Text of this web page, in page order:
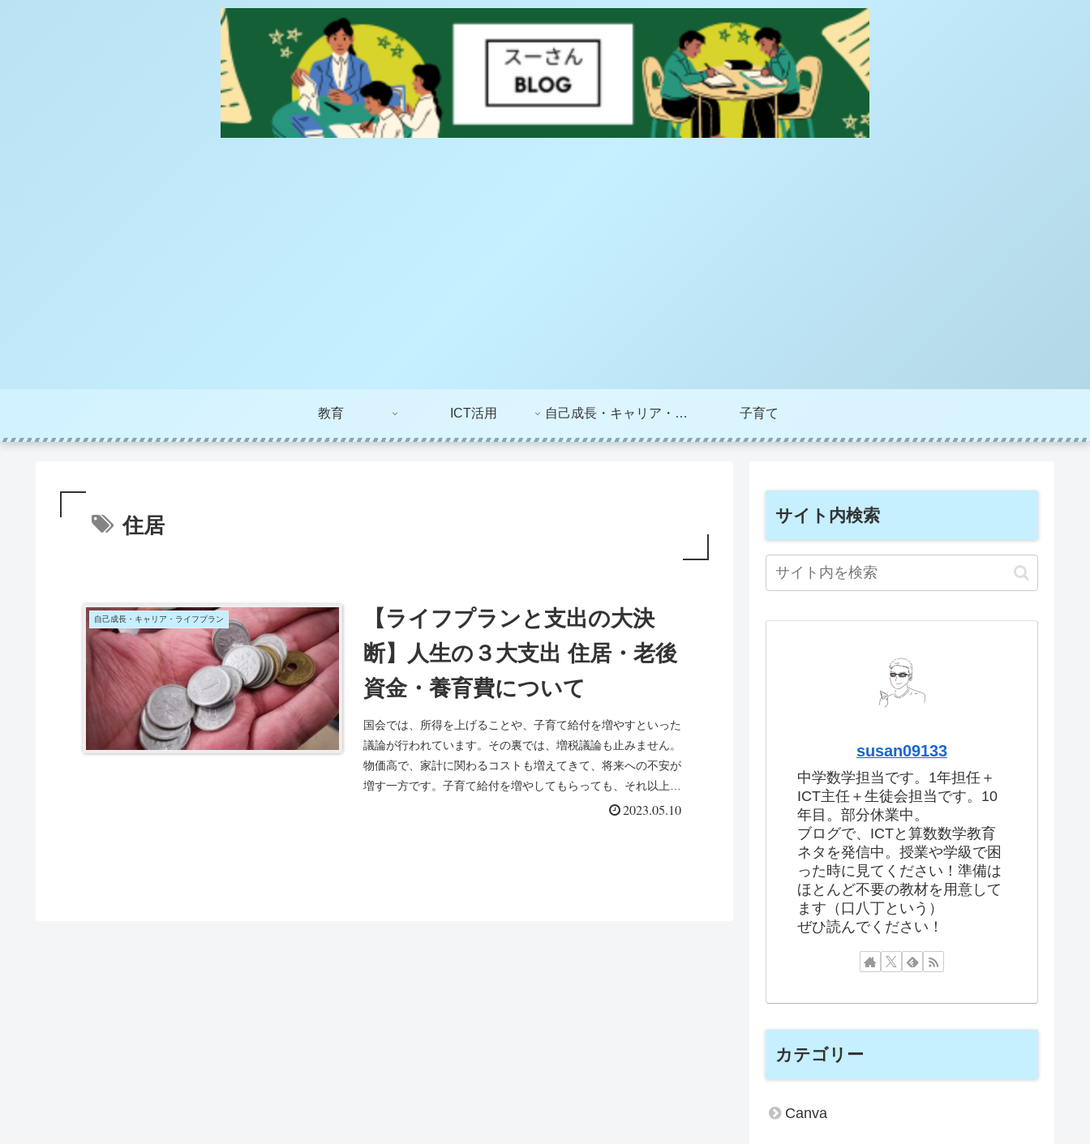
教育 ICT活用 自己成長・キャリア・ライフプラン 子育て
住居
自己成長・キャリア・ライフプラン
【ライフプランと支出の大決
断】人生の３大支出 住居・老後
資金・養育費について
国会では、所得を上げることや、子育て給付を増やすといった
議論が行われています。その裏では、増税議論も止みません。
物価高で、家計に関わるコストも増えてきて、将来への不安が
増す一方です。子育て給付を増やしてもらっても、それ以上に
2023.05.10
サイト内検索
susan09133
中学数学担当です。1年担任＋
ICT主任＋生徒会担当です。10
年目。部分休業中。
ブログで、ICTと算数数学教育
ネタを発信中。授業や学級で困
った時に見てください！準備は
ほとんど不要の教材を用意して
ます（口八丁という）
ぜひ読んでください！
カテゴリー
Canva